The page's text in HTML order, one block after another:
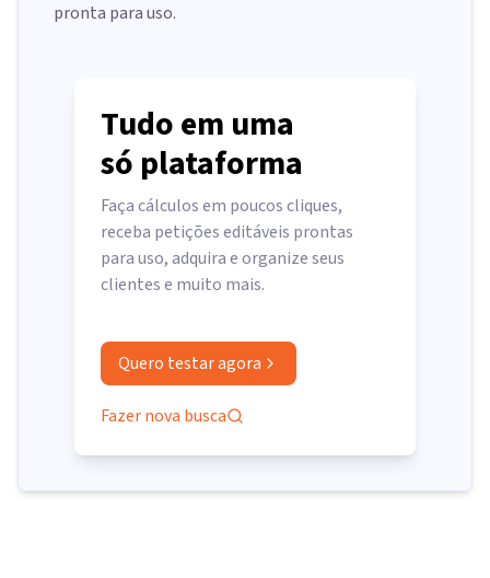
pronta para uso.
Tudo em uma
só plataforma
Faça cálculos em poucos cliques,
receba petições editáveis prontas
para uso, adquira e organize seus
clientes e muito mais.
Quero testar agora
Fazer nova busca